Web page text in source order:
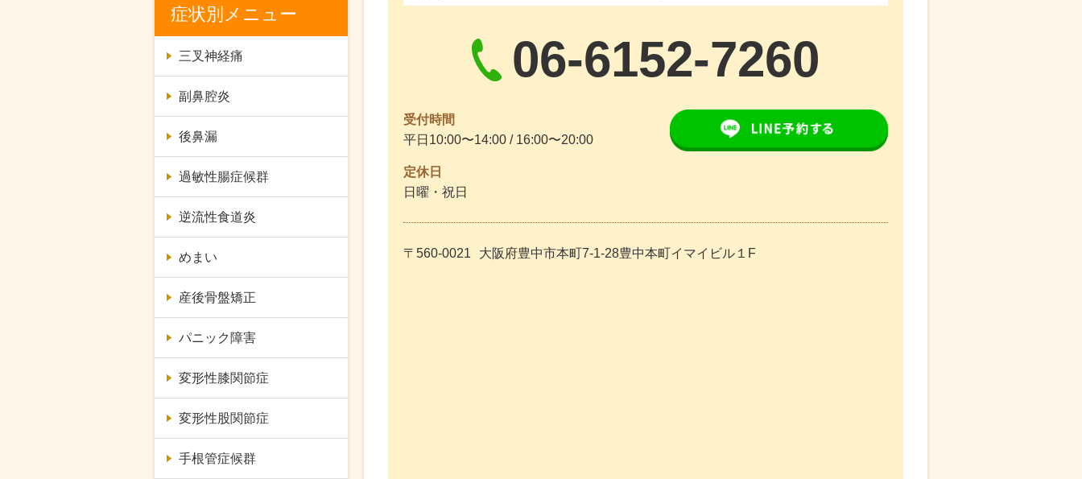
06-6152-7260
受付時間
平日10:00〜14:00 / 16:00〜20:00
定休日
日曜・祝日
〒560-0021 大阪府豊中市本町7-1-28豊中本町イマイビル１F
症状別メニュー
三叉神経痛
副鼻腔炎
後鼻漏
過敏性腸症候群
逆流性食道炎
めまい
産後骨盤矯正
パニック障害
変形性膝関節症
変形性股関節症
手根管症候群